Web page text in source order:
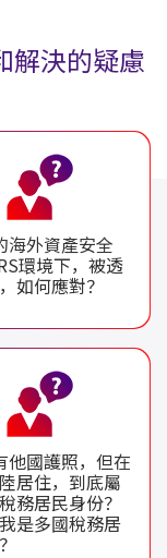
解決的疑慮
海外資產安全
環境下，被透
如何應對？
他國護照，但在
居住，到底屬
務居民身份？
是多國稅務居